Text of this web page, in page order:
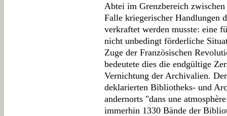
Abtei im Grenzbereich
Falle kriegerischer Handlungen
verkraftet werden musste: eine
nicht unbedingt förderliche
Zuge der Französischen
bedeutete dies die endgültige
Vernichtung der Archivalien.
deklarierten Bibliotheks- und
andernorts "dans une
immerhin 1330 Bände der